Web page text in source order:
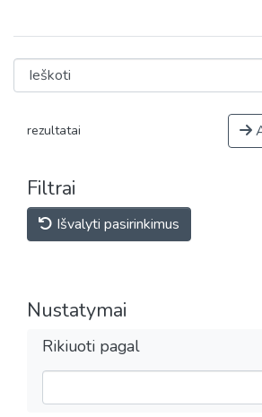
rezultatai
Filtrai
Išvalyti pasirinkimus
Nustatymai
Rikiuoti pagal